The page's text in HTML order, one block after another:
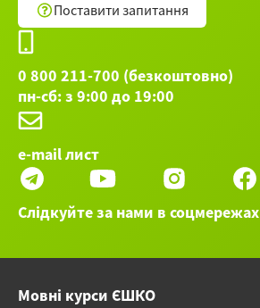
Поставити запитання
0 800 211-700 (безкоштовно)
пн-сб: з 9:00 до 19:00
e-mail лист
Слідкуйте за нами в соцмережах
Мовні курси ЄШКО